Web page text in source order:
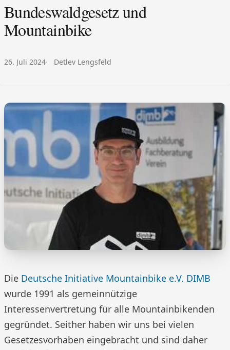
Bundeswaldgesetz und
Mountainbike
Veröffentlicht am:
26. Juli 2024 Autor:
Detlev Lengsfeld
Die Deutsche Initiative Mountainbike e.V. DIMB
wurde 1991 als gemeinnützige
Interessenvertretung für alle Mountainbikenden
gegründet. Seither haben wir uns bei vielen
Gesetzesvorhaben eingebracht und sind daher